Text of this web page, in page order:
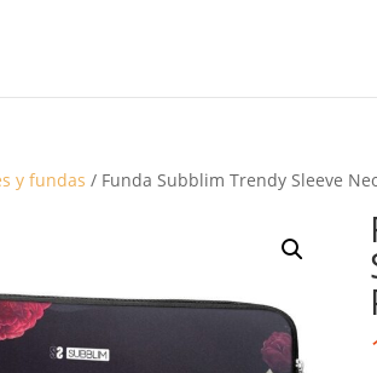
y fundas / Funda Subblim Trendy Sleeve